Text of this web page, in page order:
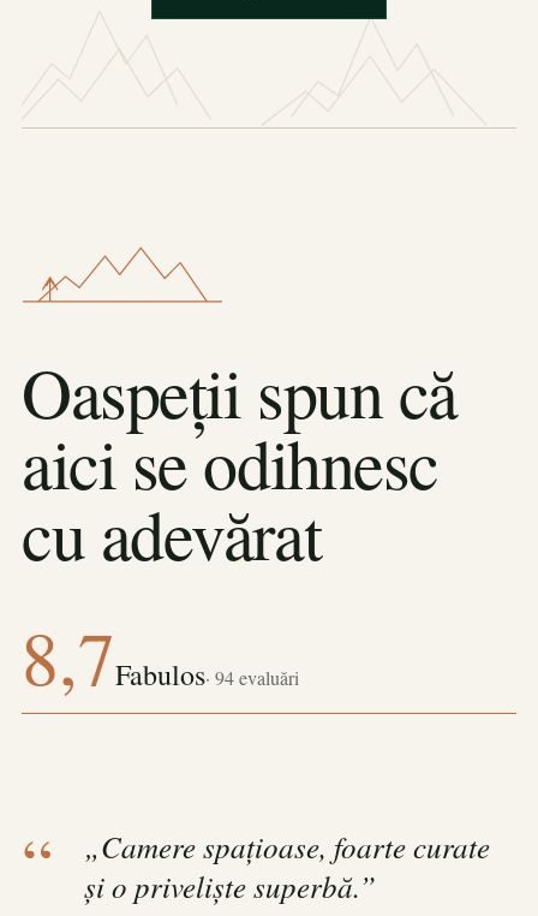
Oaspeții spun că
aici se odihnesc
cu adevărat
8,7Fabulos· 94 evaluări
„Camere spațioase, foarte curate
și o priveliște superbă.”